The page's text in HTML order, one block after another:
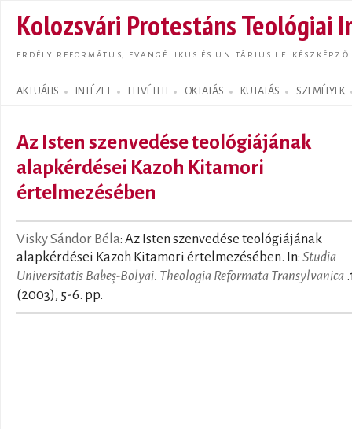
Kolozsvári Protestáns Teológiai
ERDÉLY REFORMÁTUS, EVANGÉLIKUS ÉS UNITÁRIUS LELKÉSZKÉPZŐ
AKTUÁLIS INTÉZET FELVÉTELI OKTATÁS KUTATÁS SZEMÉLYEK
Search form
Az Isten szenvedése teológiájának
alapkérdései Kazoh Kitamori
értelmezésében
Visky Sándor Béla: Az Isten szenvedése teológiájának
alapkérdései Kazoh Kitamori értelmezésében. In: Studia
Universitatis Babeș-Bolyai. Theologia Reformata Transylvanica
(2003), 5-6. pp.